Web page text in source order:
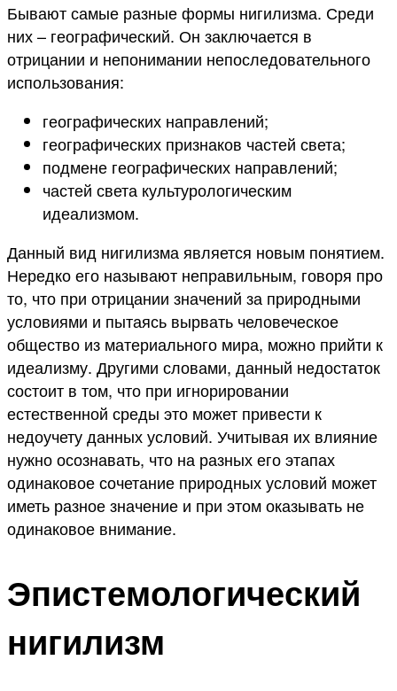
Бывают самые разные формы нигилизма. Среди
них – географический. Он заключается в
отрицании и непонимании непоследовательного
использования:
географических направлений;
географических признаков частей света;
подмене географических направлений;
частей света культурологическим
идеализмом.
Данный вид нигилизма является новым понятием.
Нередко его называют неправильным, говоря про
то, что при отрицании значений за природными
условиями и пытаясь вырвать человеческое
общество из материального мира, можно прийти к
идеализму. Другими словами, данный недостаток
состоит в том, что при игнорировании
естественной среды это может привести к
недоучету данных условий. Учитывая их влияние
нужно осознавать, что на разных его этапах
одинаковое сочетание природных условий может
иметь разное значение и при этом оказывать не
одинаковое внимание.
Эпистемологический
нигилизм